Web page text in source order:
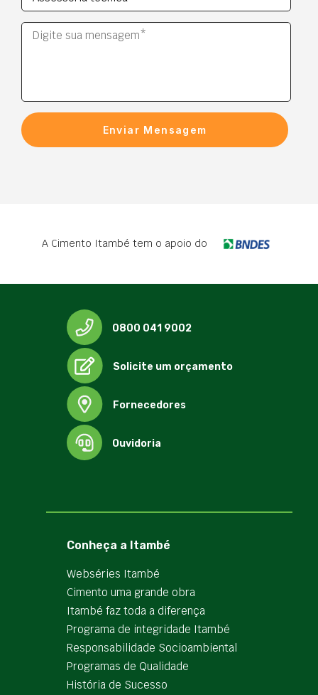
A Cimento Itambé tem o apoio do
0800 041 9002
Solicite um orçamento
Fornecedores
Ouvidoria
Conheça a Itambé
Webséries Itambé
Cimento uma grande obra
Itambé faz toda a diferença
Programa de integridade Itambé
Responsabilidade Socioambiental
Programas de Qualidade
História de Sucesso